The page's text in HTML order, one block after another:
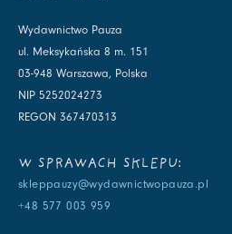
Wydawnictwo Pauza
ul. Meksykańska 8 m. 151
03-948 Warszawa, Polska
NIP 5252024273
REGON 367470313
W SPRAWACH SKLEPU:
skleppauzy@wydawnictwopauza.pl
+48 577 003 959